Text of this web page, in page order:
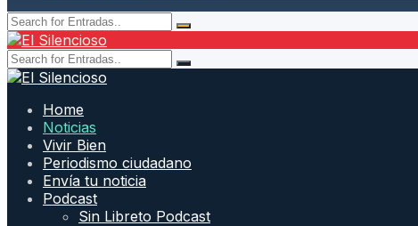
Home
Noticias
Vivir Bien
Periodismo ciudadano
Envía tu noticia
Podcast
Sin Libreto Podcast